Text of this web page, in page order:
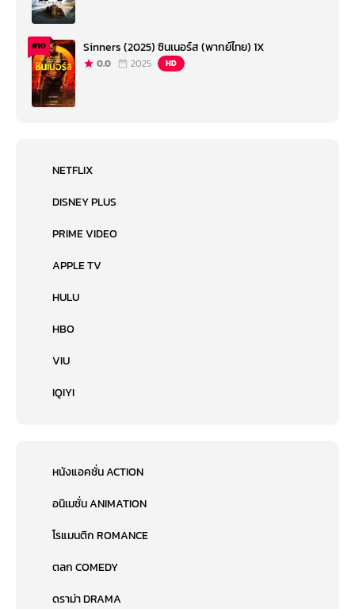
#10 Sinners (2025) ซินเนอร์ส (พากย์ไทย) 1X
0.0 2025 HD
NETFLIX
DISNEY PLUS
PRIME VIDEO
APPLE TV
HULU
HBO
VIU
IQIYI
หนังแอคชั่น ACTION
อนิเมชั่น ANIMATION
โรแมนติก ROMANCE
ตลก COMEDY
ดราม่า DRAMA